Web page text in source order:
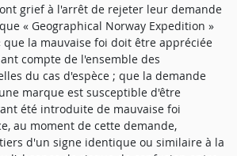
grief à l'arrêt de rejeter leur demande
« Geographical Norway Expedition »
que la mauvaise foi doit être appréciée
compte de l'ensemble des
du cas d'espèce ; que la demande
marque est susceptible d'être
été introduite de mauvaise foi
au moment de cette demande,
d'un signe identique ou similaire à la